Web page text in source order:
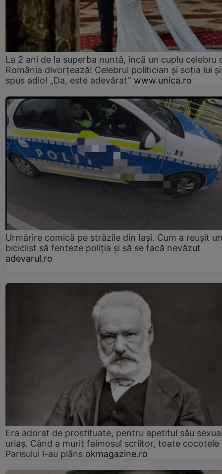
La 2 ani de la superba nuntă, încă un cuplu celebru
România divorțează! Celebrul politician și soția lui
spus adio! „Da, este adevărat” www.unica.ro
Urmărire comică pe străzile din Iași. Cum a reușit un
biciclist să fenteze poliția și să se facă nevăzut
adevarul.ro
Era adorat de prostituate, pentru apetitul său
uriaș. Când a murit faimosul scriitor, toate cocotele
Parisului l-au plâns okmagazine.ro